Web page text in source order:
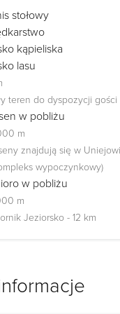
stołowy
kąpieliska
lasu
teren do dyspozycji
w pobliżu
m
znajdują się w
wypoczynkowy)
w pobliżu
m
Jeziorsko - 12 km